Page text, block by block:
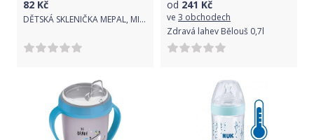
82 Kč
DĚTSKÁ SKLENIČKA MEPAL, MIO 250 ML, MODRÁ
od 241 Kč
ve 3 obchodech
Zdravá lahev Bělouš 0,7l